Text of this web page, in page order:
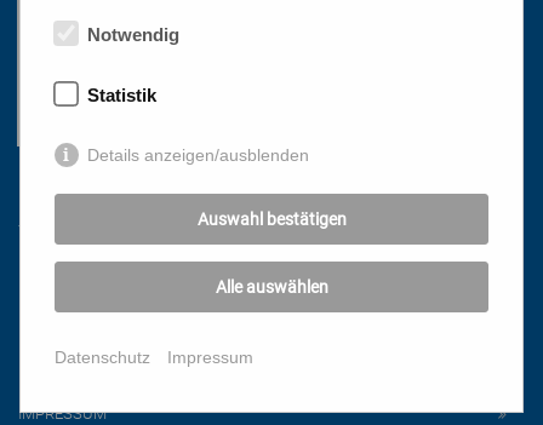
Links
NEWSLETTER
IMPRESSUM
Notwendig
Statistik
Details anzeigen/ausblenden
Auswahl bestätigen
Alle auswählen
Datenschutz Impressum